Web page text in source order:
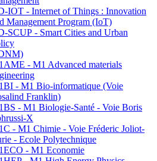
IOT - Internet of Things : Innovation
Management Program (IoT)
SCUP - Smart Cities and Urban
- M1 Advanced materials
- M1 Bio-informatique (Voie
Franklin)
- M1 Biologie-Santé - Voie Boris
X
- M1 Chimie - Voie Fréderic Joliot-
- Ecole Polytechnique
- M1 Economie